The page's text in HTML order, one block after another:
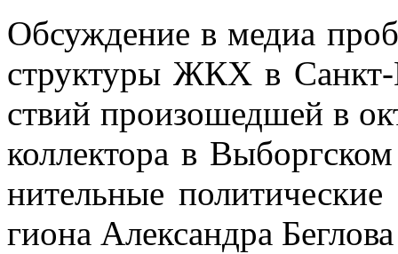
Об­суж­де­ние в ме­диа
струк­ту­ры ЖКХ в Санкт-
ствий про­изо­шед­шей в
кол­лек­то­ра в
ни­тель­ные
ги­о­на Алек­сандра